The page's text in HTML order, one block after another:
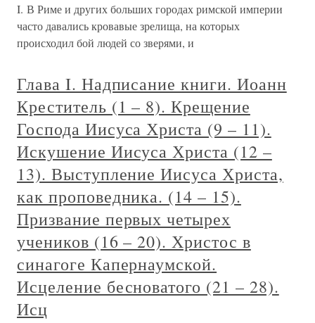
I. В Риме и других больших городах римской империи
часто давались кровавые зрелища, на которых
происходил бой людей со зверями, и
Глава I. Надписание книги. Иоанн
Креститель (1 – 8). Крещение
Господа Иисуса Христа (9 – 11).
Искушение Иисуса Христа (12 –
13). Выступление Иисуса Христа,
как проповедника. (14 – 15).
Призвание первых четырех
учеников (16 – 20). Христос в
синагоге Капернаумской.
Исцеление бесноватого (21 – 28).
Исц